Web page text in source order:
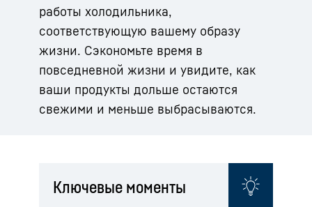
работы холодильника,
соответствующую вашему образу
жизни. Сэкономьте время в
повседневной жизни и увидите, как
ваши продукты дольше остаются
свежими и меньше выбрасываются.
Ключевые моменты